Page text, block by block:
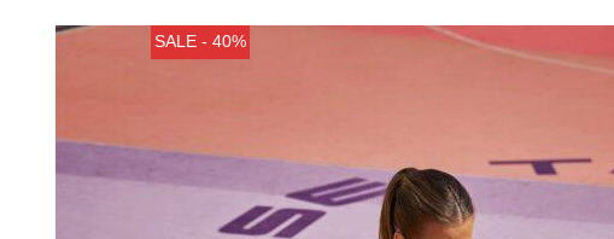
SALE - 40%